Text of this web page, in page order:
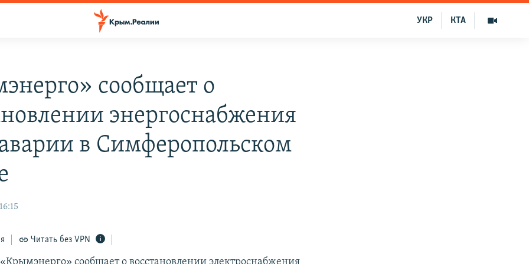
КТА
УКР
сообщает о
энергоснабжения
в Симферопольском
Читать без VPN